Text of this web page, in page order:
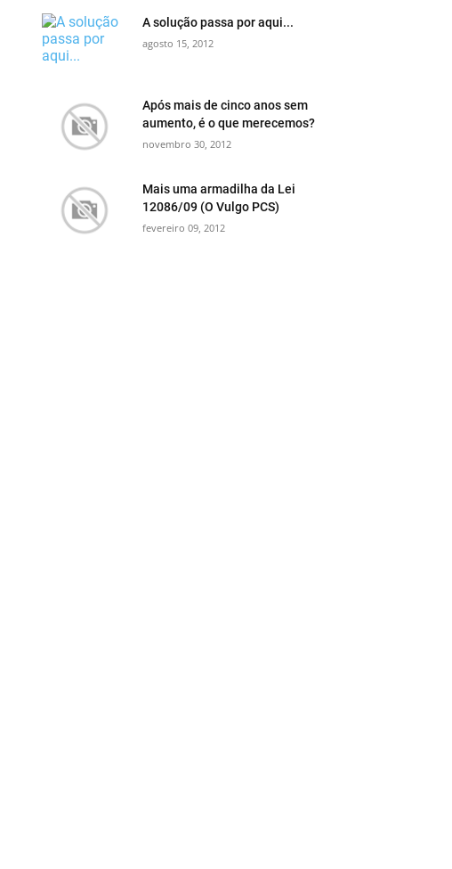
A solução passa por aqui...
agosto 15, 2012
Após mais de cinco anos sem
aumento, é o que merecemos?
novembro 30, 2012
Mais uma armadilha da Lei
12086/09 (O Vulgo PCS)
fevereiro 09, 2012